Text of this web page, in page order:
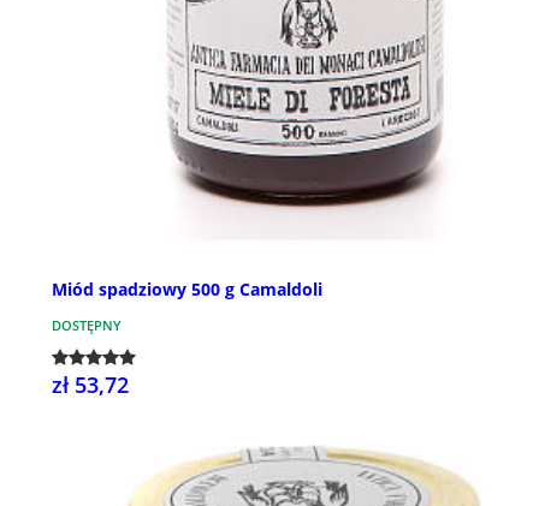
Miód spadziowy 500 g Camaldoli
DOSTĘPNY
zł 53,72